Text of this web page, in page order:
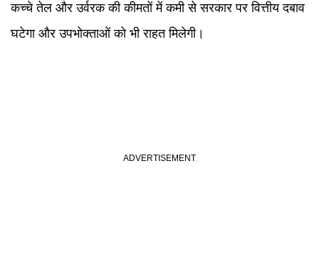
कच्चे तेल और उर्वरक की कीमतों में कमी से सरकार पर वित्तीय दबाव
घटेगा और उपभोक्ताओं को भी राहत मिलेगी।